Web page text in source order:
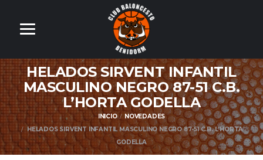
HELADOS SIRVENT INFANTIL
MASCULINO NEGRO 87-51 C.B.
L’HORTA GODELLA
INICIO
NOVEDADES
HELADOS SIRVENT INFANTIL MASCULINO NEGRO 87-51 C.B. L’HORTA
GODELLA